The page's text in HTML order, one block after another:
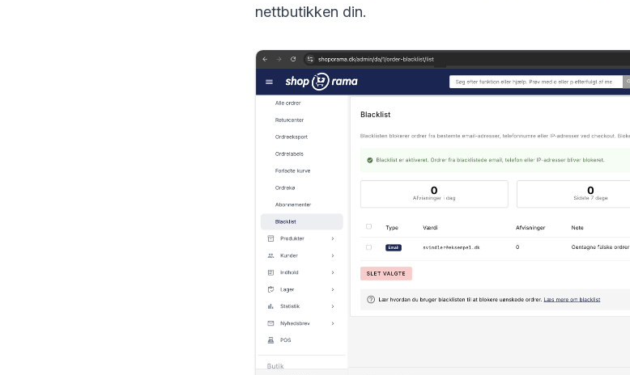
nettbutikken din.